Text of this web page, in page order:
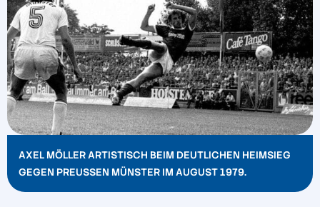
AXEL MÖLLER ARTISTISCH BEIM DEUTLICHEN HEIMSIEG
GEGEN PREUSSEN MÜNSTER IM AUGUST 1979.